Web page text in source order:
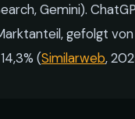
Gemini).
gefolgt
(Similarweb,